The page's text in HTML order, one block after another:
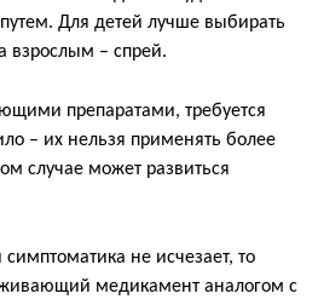
Для детей лучше выбирать
взрослым – спрей.
препаратами, требуется
– их нельзя применять более
случае может развиться
не исчезает, то
медикамент аналогом с